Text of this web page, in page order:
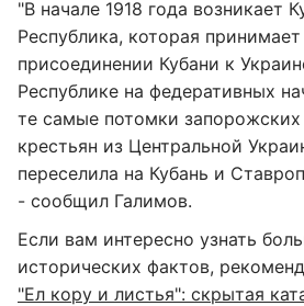
"В начале 1918 года возникает
Республика, которая
присоединении Кубани к
Республике на федеративных
те самые потомки запорожских
крестьян из Центральной
переселила на Кубань и
- сообщил Галимов.
Если вам интересно узнать
исторических фактов,
"Ел кору и листья": скрытая